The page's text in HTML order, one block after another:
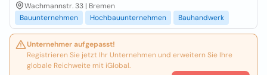
Wachmannstr. 33 | Bremen
Bauunternehmen
Hochbauunternehmen Bauhandwerk
Unternehmer aufgepasst!
Registrieren Sie jetzt Ihr Unternehmen und erweitern Sie Ihre
globale Reichweite mit iGlobal.